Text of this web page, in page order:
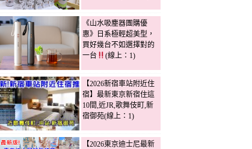
《山水吸塵器團購優
惠》日系極輕超美型，
買好幾台不如選擇對的
一台
(線上：1)
【2026新宿車站附近住
宿】最新東京新宿住這
10間,近JR,歌舞伎町,新
宿御苑(線上：1)
【2026東京迪士尼最新